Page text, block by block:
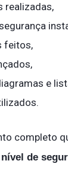
realizadas,
feitos,
e
completo
de